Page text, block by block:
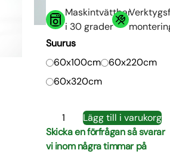
Maskintvättbar
i 30 grader
Suurus
60x100cm
60x220cm
60x320cm
Uppblåsbar
tub
mängd
Lägg till i varukorg
Skicka en förfrågan så svarar
vi inom några timmar på